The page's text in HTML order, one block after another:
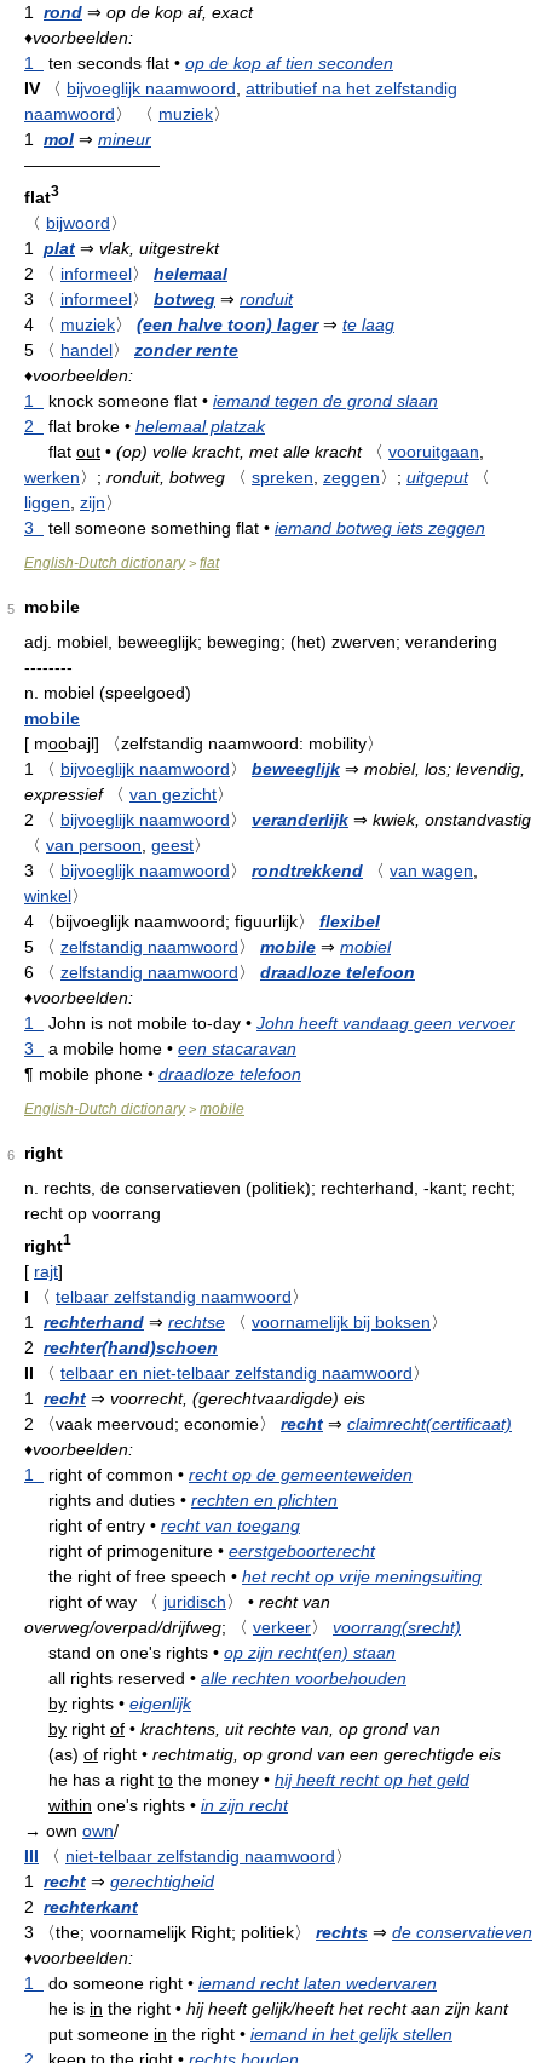
1 rond ⇒ op de kop af, exact
♦voorbeelden:
1
ten seconds flat • op de kop af tien seconden
IV
〈 bijvoeglijk naamwoord, attributief na het zelfstandig
naamwoord〉 〈 muziek〉
1 mol ⇒ mineur
————————
flat3
〈 bijwoord〉
1
plat ⇒ vlak, uitgestrekt
2
〈 informeel〉
helemaal
3
〈 informeel〉 botweg ⇒ ronduit
4
〈 muziek〉 (een halve toon) lager⇒ te laag
5
〈 handel〉
zonder rente
♦voorbeelden:
1
knock someone flat • iemand tegen de grond slaan
2
flat broke • helemaal platzak
flat out • (op) volle kracht, met alle kracht 〈 vooruitgaan
werken〉 ; ronduit, botweg 〈 spreken zeggen〉 ; uitgeput
〈
liggen zijn〉
3
tell someone something flat • iemand botweg iets zeggen
English-Dutch dictionary> flat
5
mobile
adj. mobiel, beweeglijk; beweging; (het) zwerven; verandering
--------
n.
mobiel (speelgoed)
mobile
[ moobajl]
〈zelfstandig naamwoord: mobility〉
1
〈 bijvoeglijk naamwoord〉 beweeglijk ⇒ mobiel, los; levendig,
expressief
〈 van gezicht〉
2
〈 bijvoeglijk naamwoord〉 veranderlijk ⇒ kwiek, onstandvastig
〈 van persoon geest〉
3
〈 bijvoeglijk naamwoord〉 rondtrekkend 〈 van wagen
winkel〉
4
〈bijvoeglijk naamwoord; figuurlijk〉
flexibel
5
〈 zelfstandig naamwoord〉 mobile ⇒ mobiel
6
〈 zelfstandig naamwoord〉
draadloze telefoon
♦voorbeelden:
1
John is not mobile to-day • John heeft vandaag geen vervoer
3
a mobile home • een stacaravan
¶ mobile phone • draadloze telefoon
English-Dutch dictionary> mobile
6
right
n.
rechts, de conservatieven (politiek); rechterhand, -kant; recht;
recht op voorrang
right1
[ rajt]
I
〈 telbaar zelfstandig naamwoord〉
1
rechterhand ⇒ rechtse 〈 voornamelijk bij boksen〉
2 rechter(hand)schoen
II
〈 telbaar en niet-telbaar zelfstandig naamwoord〉
1
recht ⇒ voorrecht, (gerechtvaardigde) eis
2
〈vaak meervoud; economie〉 recht ⇒ claimrecht(certificaat)
♦voorbeelden:
1
right of common • recht op de gemeenteweiden
rights and duties • rechten en plichten
right of entry • recht van toegang
right of primogeniture • eerstgeboorterecht
the right of free speech • het recht op vrije meningsuiting
right of way
〈 juridisch〉 • recht van
overweg/overpad/drijfweg; 〈 verkeer〉
voorrang(srecht)
stand on one's rights • op zijn recht(en) staan
all rights reserved • alle rechten voorbehouden
by rights • eigenlijk
by right of • krachtens, uit rechte van, op grond van
(as) of right • rechtmatig, op grond van een gerechtigde eis
he has a right to the money • hij heeft recht op het geld
within one's rights • in zijn recht
→ own own/
III
〈 niet-telbaar zelfstandig naamwoord〉
1
recht ⇒ gerechtigheid
2 rechterkant
3
〈the; voornamelijk Right; politiek〉 rechts ⇒ de conservatieven
♦voorbeelden:
1
do someone right • iemand recht laten wedervaren
he is in the right • hij heeft gelijk/heeft het recht aan zijn kant
put someone in the right • iemand in het gelijk stellen
2
keep to the right • rechts houden